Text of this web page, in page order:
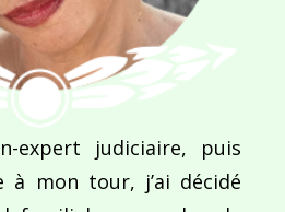
expert judiciaire, puis
à mon tour, j’ai décidé